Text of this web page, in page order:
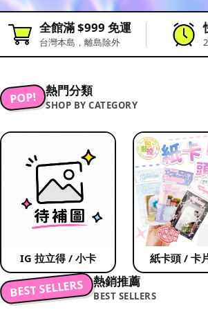
全館滿 $999 免運
台灣本島，離島除外
POP! 熱門分類
SHOP BY CATEGORY
IG 拉立得 / 小卡 紙卡頭 / 卡
BEST SELLERS 熱銷推薦
BEST SELLERS